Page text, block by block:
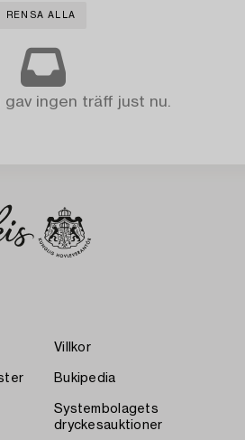
RENSA ALLA
gav ingen träff just nu.
Villkor
Bukipedia
Systembolagets
dryckesauktioner